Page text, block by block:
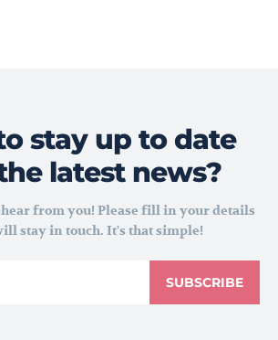
stay up to date
latest news?
hear from you! Please fill in your details
stay in touch. It's that simple!
SUBSCRIBE